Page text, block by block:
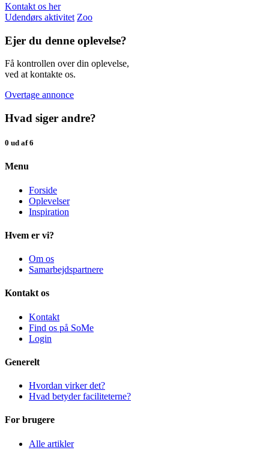
Kontakt os her
Udendørs aktivitet Zoo
Ejer du denne oplevelse?
Få kontrollen over din oplevelse,
ved at kontakte os.
Overtage annonce
Hvad siger andre?
0 ud af 6
Menu
Forside
Oplevelser
Inspiration
Hvem er vi?
Om os
Samarbejdspartnere
Kontakt os
Kontakt
Find os på SoMe
Login
Generelt
Hvordan virker det?
Hvad betyder faciliteterne?
For brugere
Alle artikler